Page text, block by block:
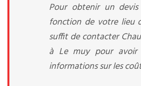
Pour obtenir un devis
fonction de votre lieu
suffit de contacter
à Le muy pour avoir
informations sur les